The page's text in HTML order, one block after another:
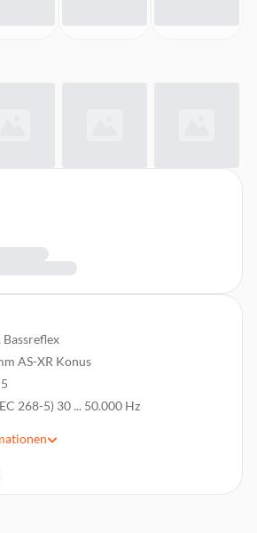
Bassreflex
AS-XR Konus
268-5) 30 ... 50.000 Hz
1.021 × 240 × 285 mm